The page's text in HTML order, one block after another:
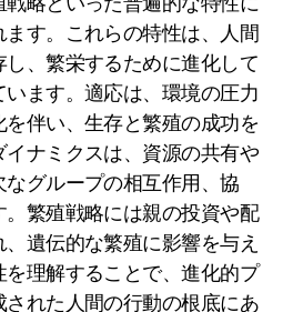
ける人間の行動の
は何ですか？
間の行動は、適応、社会的
略といった普遍的な特性に
ます。これらの特性は、人間
、繁栄するために進化して